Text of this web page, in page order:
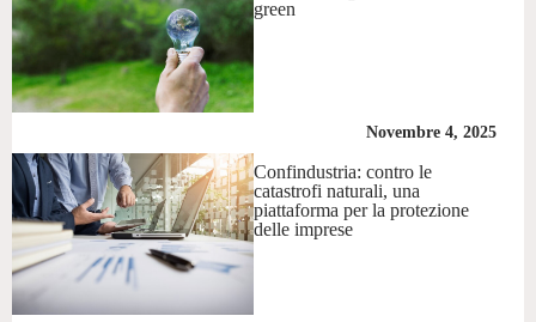
green
Novembre 4, 2025
Confindustria: contro le
catastrofi naturali, una
piattaforma per la protezione
delle imprese